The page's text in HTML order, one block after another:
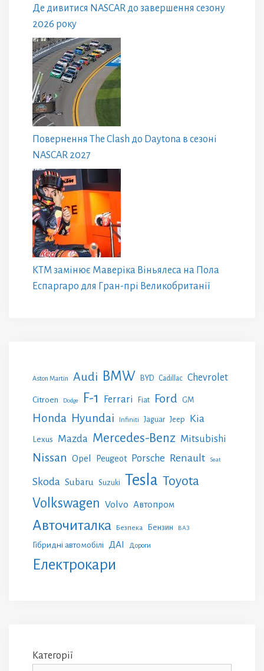
Де дивитися NASCAR до завершення сезону
2026 року
Повернення The Clash до Daytona в сезоні
NASCAR 2027
KTM замінює Маверіка Віньялеса на Пола
Еспаргаро для Гран-прі Великобританії
Aston Martin Audi BMW BYD Cadillac Chevrolet
Citroen Dodge F-1 Ferrari Fiat Ford GM
Honda Hyundai Infiniti Jaguar Jeep Kia
Lexus Mazda Mercedes-Benz Mitsubishi
Nissan Opel Peugeot Porsche Renault Seat
Skoda Subaru Suzuki Tesla Toyota
Volkswagen Volvo Автопром
Авточиталка Безпека Бензин ВАЗ
Гібридні автомобілі ДАІ Дороги
Електрокари
Категорії